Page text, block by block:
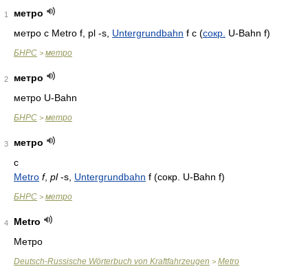
1
метро
метро с Metro f, pl -s, Untergrundbahn f c (сокр. U-Bahn f)
БНРС > метро
2
метро
метро U-Bahn
БНРС > метро
3
метро
с
Metro f, pl-s Untergrundbahn f (сокр. U-Bahn f)
БНРС > метро
4
Metro
Метро
Deutsch-Russische Wörterbuch von Kraftfahrzeugen > Metro